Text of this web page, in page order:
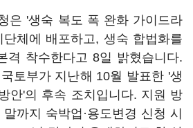
은 '생숙 복도 폭 완화 가이드라
체에 배포하고, 생숙 합법화를
격 착수한다고 8일 밝혔습니다.
토부가 지난해 10월 발표한 '생
안'의 후속 조치입니다. 지원 방
까지 숙박업·용도변경 신청 시